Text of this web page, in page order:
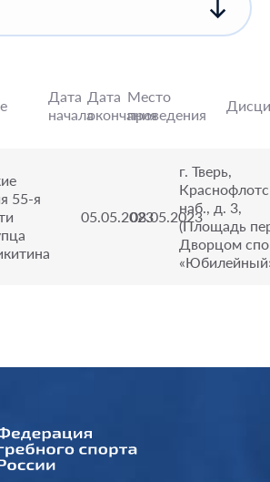
Дата
начала
Дата
окончания
Место
проведения
55-я
05.05.202308.05.2023
г. Тверь,
наб., д. 3,
(Площадь
Дворцом